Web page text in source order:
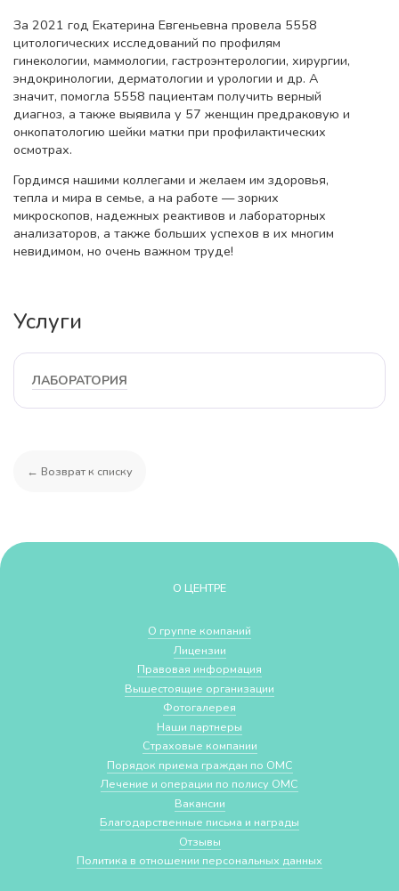
За 2021 год Екатерина Евгеньевна провела 5558
цитологических исследований по профилям
гинекологии, маммологии, гастроэнтерологии, хирургии,
эндокринологии, дерматологии и урологии и др. А
значит, помогла 5558 пациентам получить верный
диагноз, а также выявила у 57 женщин предраковую и
онкопатологию шейки матки при профилактических
осмотрах.
Гордимся нашими коллегами и желаем им здоровья,
тепла и мира в семье, а на работе — зорких
микроскопов, надежных реактивов и лабораторных
анализаторов, а также больших успехов в их многим
невидимом, но очень важном труде!
Услуги
ЛАБОРАТОРИЯ
← Возврат к списку
О ЦЕНТРЕ
О группе компаний
Лицензии
Правовая информация
Вышестоящие организации
Фотогалерея
Наши партнеры
Страховые компании
Порядок приема граждан по ОМС
Лечение и операции по полису ОМС
Вакансии
Благодарственные письма и награды
Отзывы
Политика в отношении персональных данных